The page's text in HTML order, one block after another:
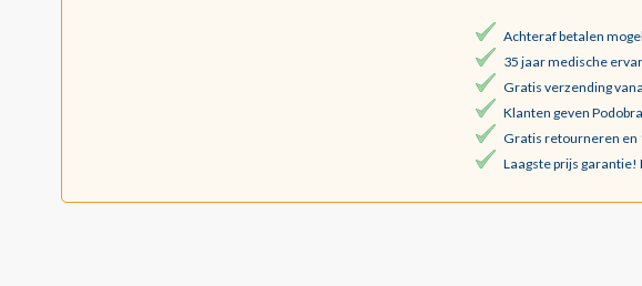
Achteraf betalen
35 jaar medische
Gratis verzending
Klanten geven
Gratis retourneren en
Laagste prijs garantie!